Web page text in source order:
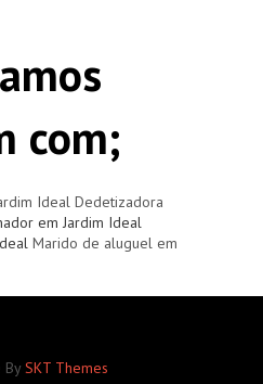
com;
Ideal Dedetizadora
em Jardim Ideal
Marido de aluguel em
By SKT Themes